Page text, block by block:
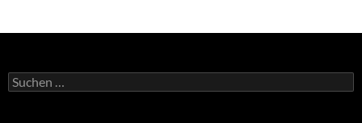
Suchen
nach: